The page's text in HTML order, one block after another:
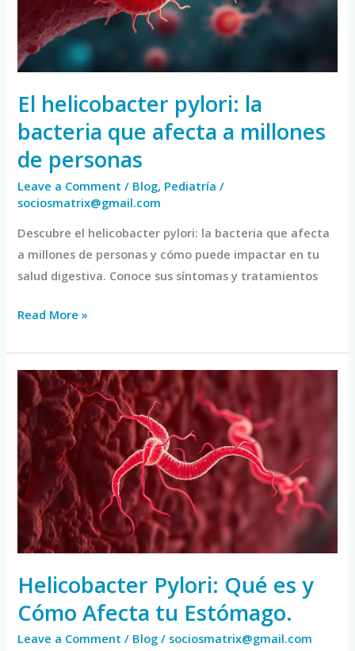
El helicobacter pylori: la
bacteria que afecta a millones
de personas
Leave a Comment / Blog, Pediatría /
sociosmatrix@gmail.com
Descubre el helicobacter pylori: la bacteria que afecta
a millones de personas y cómo puede impactar en tu
salud digestiva. Conoce sus síntomas y tratamientos
afecta
a
millones
personas
Read More »
Helicobacter Pylori: Qué es y
Cómo Afecta tu Estómago.
Leave a Comment / Blog / sociosmatrix@gmail.com
Helicobacter
Pylori:
Qué
es
y
Cómo
Afecta
Estómago.